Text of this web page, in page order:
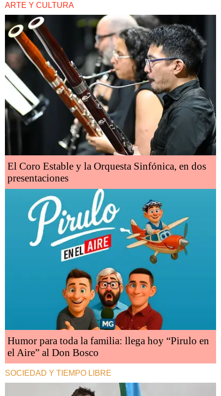
ARTE Y CULTURA
El Coro Estable y la Orquesta Sinfónica, en dos
presentaciones
Humor para toda la familia: llega hoy “Pirulo en
el Aire” al Don Bosco
SOCIEDAD Y TIEMPO LIBRE